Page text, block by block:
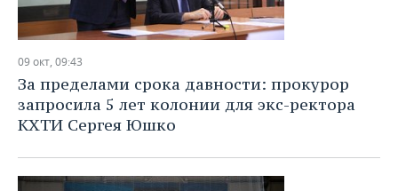
09 окт, 09:43
За пределами срока давности: прокурор
запросила 5 лет колонии для экс-ректора
КХТИ Сергея Юшко